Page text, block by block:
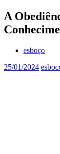
A
esboço
25/01/2024